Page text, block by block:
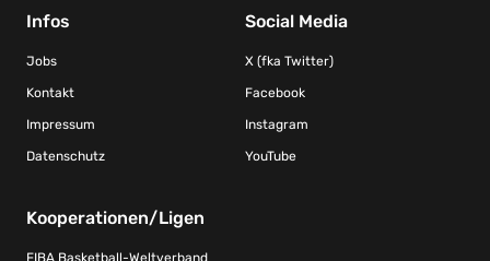
Infos
Jobs
Kontakt
Impressum
Datenschutz
Social Media
X (fka Twitter)
Facebook
Instagram
YouTube
Kooperationen/Ligen
FIBA Basketball-Weltverband